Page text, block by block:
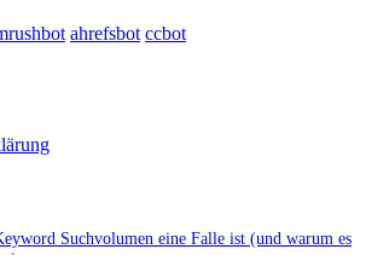
ahrefsbot ccbot
Suchvolumen eine Falle ist (und warum es